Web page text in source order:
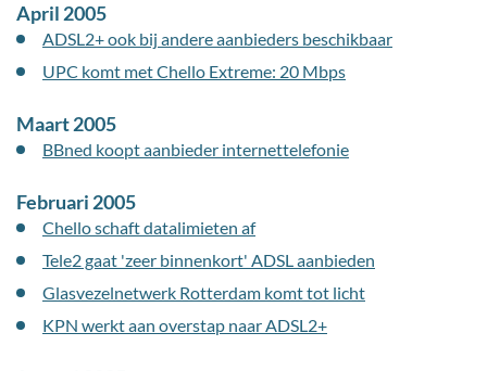
April 2005
ADSL2+ ook bij andere aanbieders beschikbaar
UPC komt met Chello Extreme: 20 Mbps
Maart 2005
BBned koopt aanbieder internettelefonie
Februari 2005
Chello schaft datalimieten af
Tele2 gaat 'zeer binnenkort' ADSL aanbieden
Glasvezelnetwerk Rotterdam komt tot licht
KPN werkt aan overstap naar ADSL2+